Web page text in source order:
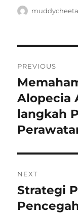
Author
pos
PREVIOUS
Previous
post:
Alopecia
langkah
NEXT
Next
post:
Strategi